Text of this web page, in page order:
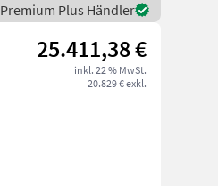
Premium Plus Händler
25.411,38 €
inkl. 22 % MwSt.
20.829 € exkl.